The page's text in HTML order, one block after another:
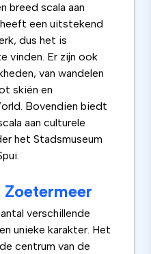
breed scala aan
een uitstekend
dus het is
vinden. Er zijn ook
van wandelen
skiën en
Bovendien biedt
aan culturele
het Stadsmuseum
Zoetermeer
verschillende
unieke karakter. Het
centrum van de